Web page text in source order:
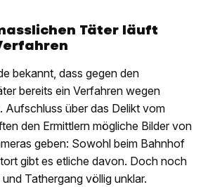
Täter läuft
bekannt, dass gegen den
bereits ein Verfahren wegen
Aufschluss über das Delikt vom
den Ermittlern mögliche Bilder von
geben: Sowohl beim Bahnhof
gibt es etliche davon. Doch noch
Tathergang völlig unklar.